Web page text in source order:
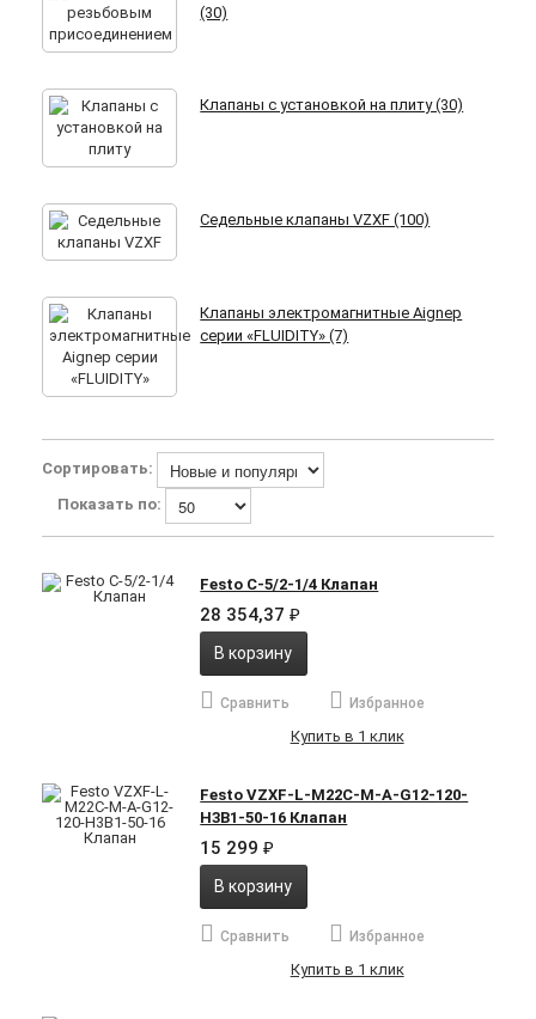
(30)
Клапаны с установкой на плиту (30)
Седельные клапаны VZXF (100)
Клапаны электромагнитные Aignep
серии «FLUIDITY» (7)
Сортировать:
Показать по:
Festo C-5/2-1/4 Клапан
28 354,37₽
В корзину
Сравнить Избранное
Купить в 1 клик
Festo VZXF-L-M22C-M-A-G12-120-
H3B1-50-16 Клапан
15 299₽
В корзину
Сравнить Избранное
Купить в 1 клик